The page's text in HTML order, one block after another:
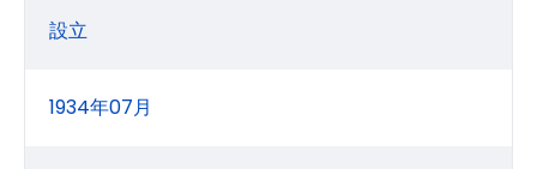
設立
1934年07月